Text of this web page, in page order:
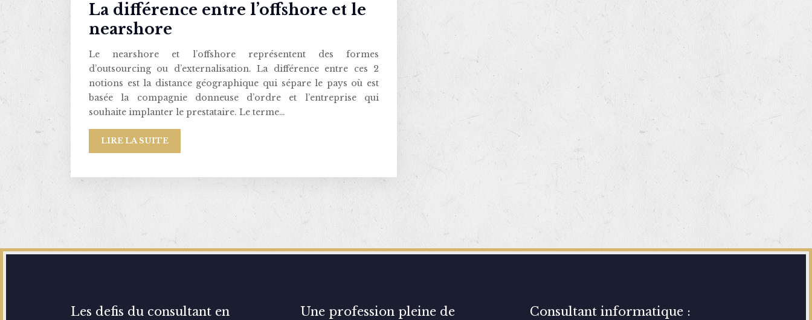
La différence entre l’offshore et le
nearshore
Le nearshore et l’offshore représentent des formes
d’outsourcing ou d’externalisation. La différence entre ces 2
notions est la distance géographique qui sépare le pays où est
basée la compagnie donneuse d’ordre et l’entreprise qui
souhaite implanter le prestataire. Le terme…
LIRE LA SUITE
Les defis du consultant en
Une profession pleine de
Consultant informatique :